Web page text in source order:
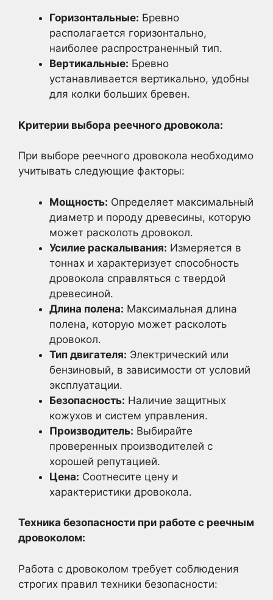
Горизонтальные: Бревно
располагается горизонтально,
наиболее распространенный тип.
Вертикальные: Бревно
устанавливается вертикально, удобны
для колки больших бревен.
Критерии выбора реечного дровокола:
При выборе реечного дровокола необходимо
учитывать следующие факторы:
Мощность: Определяет максимальный
диаметр и породу древесины, которую
может расколоть дровокол.
Усилие раскалывания: Измеряется в
тоннах и характеризует способность
дровокола справляться с твердой
древесиной.
Длина полена: Максимальная длина
полена, которую может расколоть
дровокол.
Тип двигателя: Электрический или
бензиновый, в зависимости от условий
эксплуатации.
Безопасность: Наличие защитных
кожухов и систем управления.
Производитель: Выбирайте
проверенных производителей с
хорошей репутацией.
Цена: Соотнесите цену и
характеристики дровокола.
Техника безопасности при работе с реечным
дровоколом:
Работа с дровоколом требует соблюдения
строгих правил техники безопасности: